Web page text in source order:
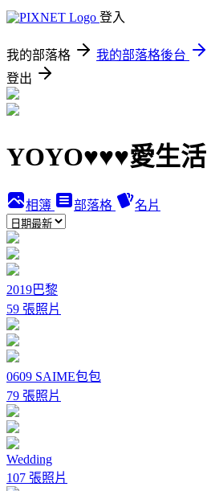
登入
我的部落格 我的部落格後台
登出
YOYO♥♥♥愛生活
相簿 部落格 名片
2019巴黎
59 張照片
0609 SAIME包包
79 張照片
Wedding
107 張照片